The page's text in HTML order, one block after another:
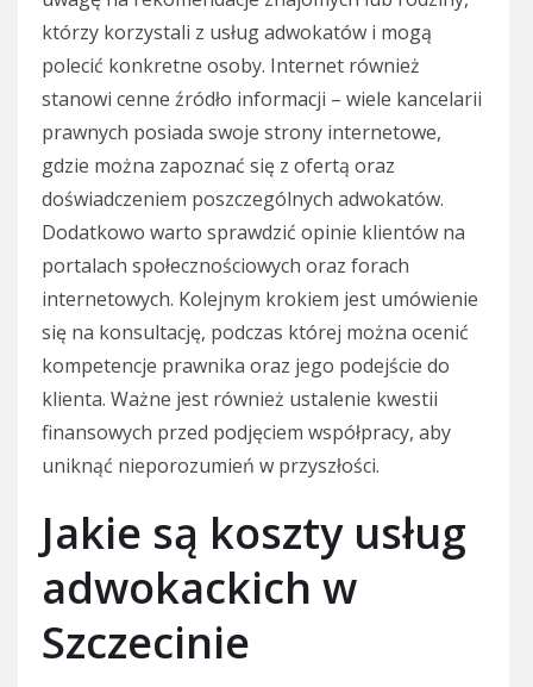
którzy korzystali z usług adwokatów i mogą
polecić konkretne osoby. Internet również
stanowi cenne źródło informacji – wiele kancelarii
prawnych posiada swoje strony internetowe,
gdzie można zapoznać się z ofertą oraz
doświadczeniem poszczególnych adwokatów.
Dodatkowo warto sprawdzić opinie klientów na
portalach społecznościowych oraz forach
internetowych. Kolejnym krokiem jest umówienie
się na konsultację, podczas której można ocenić
kompetencje prawnika oraz jego podejście do
klienta. Ważne jest również ustalenie kwestii
finansowych przed podjęciem współpracy, aby
uniknąć nieporozumień w przyszłości.
Jakie są koszty usług
adwokackich w
Szczecinie